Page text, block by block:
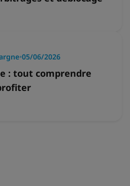
•05/06/2026
: tout comprendre